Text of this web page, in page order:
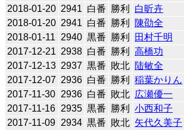
2018-01-20 2941 白番 勝利 白昕卉
2018-01-20 2941 白番 勝利 陳劭全
2018-01-11
2940 黒番 勝利 田村千明
2017-12-21 2938 白番 勝利 高橋功
2017-12-13 2937 黒番 敗北 陆敏全
2017-12-07 2936 白番 勝利 稲葉かりん
2017-11-30 2936 白番 敗北 広瀬優一
2017-11-16 2935 黒番 勝利 小西和子
2017-11-09 2934 黒番 敗北 矢代久美子